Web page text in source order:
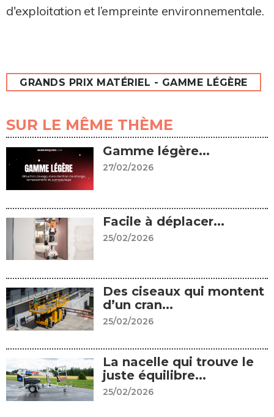
d'exploitation et l’empreinte environnementale.
GRANDS PRIX MATÉRIEL - GAMME LÉGÈRE
SUR LE MÊME THÈME
Gamme légère...
27/02/2026
Facile à déplacer...
25/02/2026
Des ciseaux qui montent
d’un cran...
25/02/2026
La nacelle qui trouve le
juste équilibre...
25/02/2026